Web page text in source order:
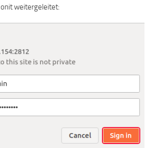
weitergeleitet: